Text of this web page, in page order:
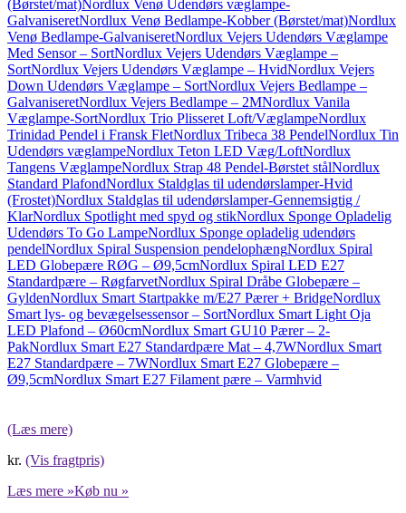
(Børstet/mat)Nordlux Venø Udendørs væglampe-
GalvaniseretNordlux Venø Bedlampe-Kobber (Børstet/mat)Nordlux
Venø Bedlampe-GalvaniseretNordlux Vejers Udendørs Væglampe
Med Sensor – SortNordlux Vejers Udendørs Væglampe –
SortNordlux Vejers Udendørs Væglampe – HvidNordlux Vejers
Down Udendørs Væglampe – SortNordlux Vejers Bedlampe –
GalvaniseretNordlux Vejers Bedlampe – 2MNordlux Vanila
Væglampe-SortNordlux Trio Plisseret Loft/VæglampeNordlux
Trinidad Pendel i Fransk FletNordlux Tribeca 38 PendelNordlux Tin
Udendørs væglampeNordlux Teton LED Væg/LoftNordlux
Tangens VæglampeNordlux Strap 48 Pendel-Børstet stålNordlux
Standard PlafondNordlux Staldglas til udendørslamper-Hvid
(Frostet)Nordlux Staldglas til udendørslamper-Gennemsigtig /
KlarNordlux Spotlight med spyd og stikNordlux Sponge Opladelig
Udendørs To Go LampeNordlux Sponge opladelig udendørs
pendelNordlux Spiral Suspension pendelophængNordlux Spiral
LED Globepære RØG – Ø9,5cmNordlux Spiral LED E27
Standardpære – RøgfarvetNordlux Spiral Dråbe Globepære –
GyldenNordlux Smart Startpakke m/E27 Pærer + BridgeNordlux
Smart lys- og bevægelsessensor – SortNordlux Smart Light Oja
LED Plafond – Ø60cmNordlux Smart GU10 Pærer – 2-
PakNordlux Smart E27 Standardpære Mat – 4,7WNordlux Smart
E27 Standardpære – 7WNordlux Smart E27 Globepære –
Ø9,5cmNordlux Smart E27 Filament pære – Varmhvid
(Læs mere)
kr. (Vis fragtpris)
Læs mere »Køb nu »